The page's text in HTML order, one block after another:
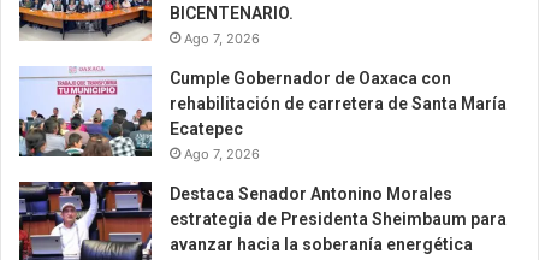
BICENTENARIO.
Ago 7, 2026
Cumple Gobernador de Oaxaca con
rehabilitación de carretera de Santa María
Ecatepec
Ago 7, 2026
Destaca Senador Antonino Morales
estrategia de Presidenta Sheimbaum para
avanzar hacia la soberanía energética